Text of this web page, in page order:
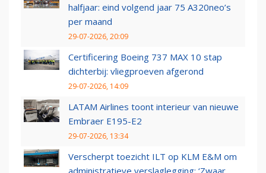
halfjaar: eind volgend jaar 75 A320neo’s
per maand
29-07-2026, 20:09
Certificering Boeing 737 MAX 10 stap
dichterbij: vliegproeven afgerond
29-07-2026, 14:09
LATAM Airlines toont interieur van nieuwe
Embraer E195-E2
29-07-2026, 13:34
Verscherpt toezicht ILT op KLM E&M om